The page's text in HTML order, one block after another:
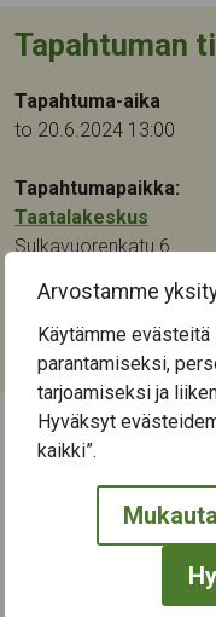
Arvostamme
Käytämme
parantamiseksi,
tarjoamiseksi ja
Hyväksyt
kaikki”.
Mukauta
Tapahtuman
Tapahtuma-aika
to 20.6.2024 13:00
Tapahtumapaikka:
Taatalakeskus
Sulkavuorenkatu 6
Kategoriat:
Käsityö,Taide